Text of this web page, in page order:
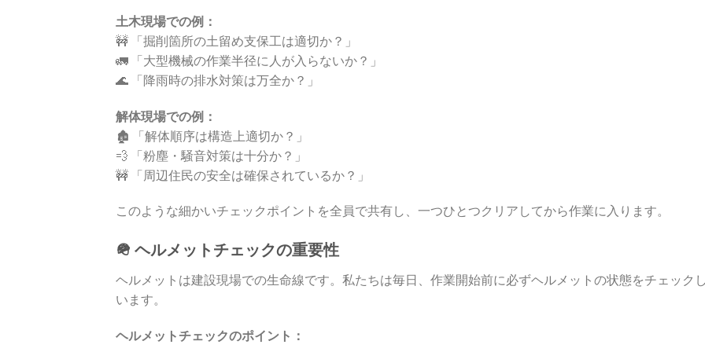
土木現場での例：
🚧 「掘削箇所の土留め支保工は適切か？」
🚛 「大型機械の作業半径に人が入らないか？」
🌊 「降雨時の排水対策は万全か？」
解体現場での例：
🏚️ 「解体順序は構造上適切か？」
💨 「粉塵・騒音対策は十分か？」
🚧 「周辺住民の安全は確保されているか？」
このような細かいチェックポイントを全員で共有し、一つひとつクリアしてから作業に入ります。
🪖 ヘルメットチェックの重要性
ヘルメットは建設現場での生命線です。私たちは毎日、作業開始前に必ずヘルメットの状態をチェック
います。
ヘルメットチェックのポイント：